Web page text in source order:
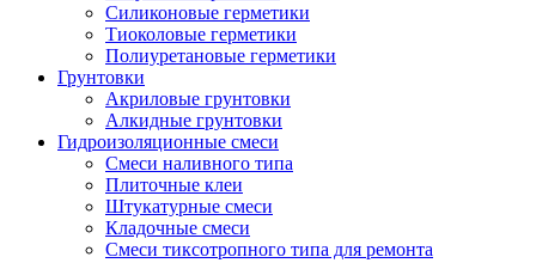
Силиконовые герметики
Тиоколовые герметики
Полиуретановые герметики
Грунтовки
Акриловые грунтовки
Алкидные грунтовки
Гидроизоляционные смеси
Смеси наливного типа
Плиточные клеи
Штукатурные смеси
Кладочные смеси
Смеси тиксотропного типа для ремонта